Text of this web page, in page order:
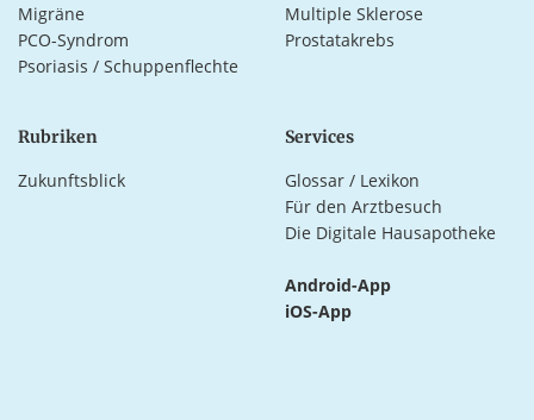
Migräne
Multiple Sklerose
PCO-Syndrom
Prostatakrebs
Psoriasis / Schuppenflechte
Rubriken
Zukunftsblick
Services
Glossar / Lexikon
Für den Arztbesuch
Die Digitale Hausapotheke
Android-App
iOS-App